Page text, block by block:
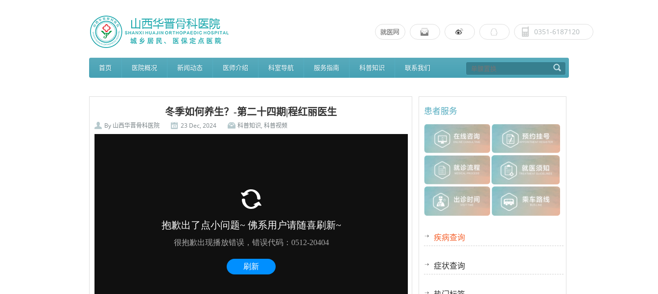
0351-6187120
首页 医院概况 新闻动态 医师介绍 科室导航 服务指南 科普知识 联系我们
冬季如何养生？-第二十四期|程红丽医生
By 山西华晋骨科医院 23 Dec, 2024 科普知识, 科普视频
患者服务
疾病查询
症状查询